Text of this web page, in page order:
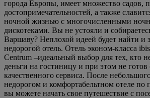
города Европы, имеет множество садов,
достопримечательностей, а также
ночной жизнью с многочисленными
дискотеками. Вы не устояли и
Варшаву? Неплохой идеей будет найти и
недорогой отель. Отель эконом-класса
Centrum –идеальный выбор для тех, кто
деньги на гостиницу и при этом не готов
качественного сервиса. После
недорогом и комфортабельтном отеле
вы можете начать свое путешествие с